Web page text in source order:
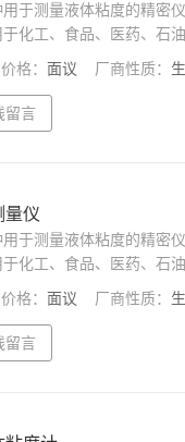
于测量液体粘度的精密
化工、食品、医药、石
格：面议 厂商性质：
留言
量仪
于测量液体粘度的精密
化工、食品、医药、石
格：面议 厂商性质：
留言